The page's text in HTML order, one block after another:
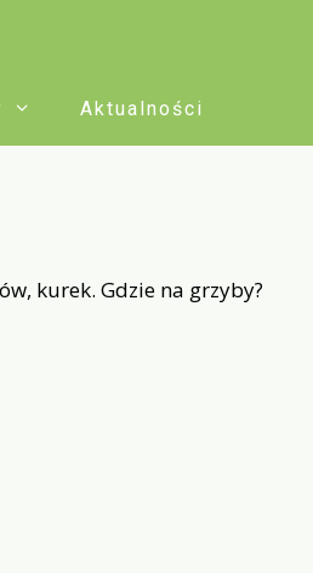
Aktualności
kurek. Gdzie na grzyby?